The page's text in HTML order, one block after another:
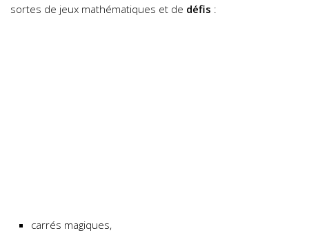
sortes de jeux mathématiques et de défis :
carrés magiques,